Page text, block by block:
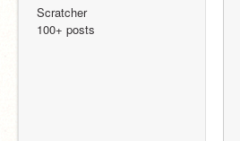
Scratcher
100+ posts